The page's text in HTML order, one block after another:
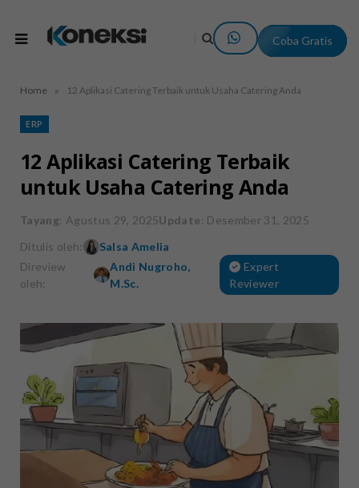
Coba Gratis
Home » 12 Aplikasi Catering Terbaik untuk Usaha Catering Anda
ERP
12 Aplikasi Catering Terbaik
untuk Usaha Catering Anda
Tayang: Agustus 29, 2025Update: Desember 31, 2025
Ditulis oleh:
Salsa Amelia
Direview
oleh:
Andi Nugroho,
M.Sc.
Expert
Reviewer